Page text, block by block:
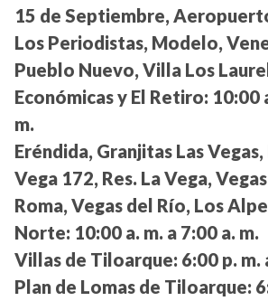
15 de Septiembre,
Los Periodistas, Modelo,
Pueblo Nuevo, Villa Los
Económicas y El Retiro: 10:00
m.
Eréndida, Granjitas Las
Vega 172, Res. La Vega,
Roma, Vegas del Río, Los
Norte: 10:00 a. m. a 7:00 a. m.
Villas de Tiloarque: 6:00 p. m.
Plan de Lomas de Tiloarque: